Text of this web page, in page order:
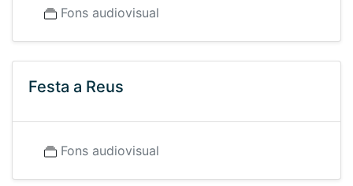
Fons audiovisual
Festa a Reus
Fons audiovisual